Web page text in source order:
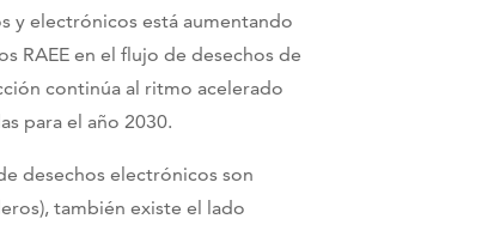
y electrónicos está aumentando
RAEE en el flujo de desechos de
continúa al ritmo acelerado
para el año 2030.
desechos electrónicos son
también existe el lado